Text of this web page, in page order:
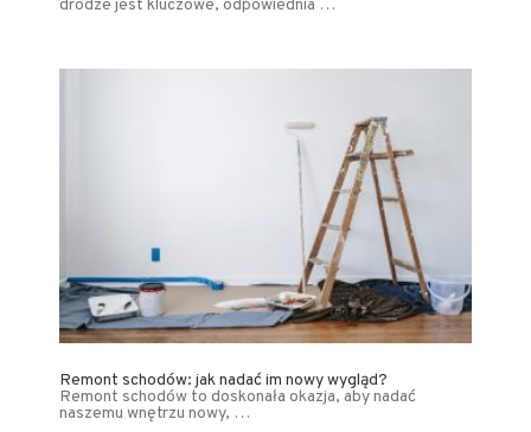
drodze jest kluczowe, odpowiednia …
Remont schodów: jak nadać im nowy wygląd?
Remont schodów to doskonała okazja, aby nadać
naszemu wnętrzu nowy, …